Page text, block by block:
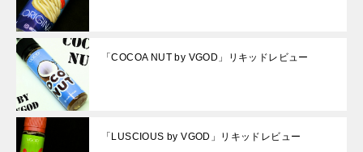
「COCOA NUT by VGOD」リキッドレビュー
「LUSCIOUS by VGOD」リキッドレビュー